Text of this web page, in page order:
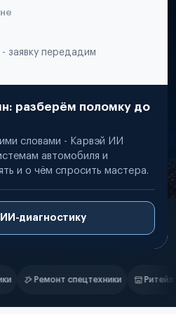
заявку передадим
разберём поломку до
словами - Карвэй ИИ
автомобиля и
и о чём спросить мастера.
диагностику
сети Управляющие компании